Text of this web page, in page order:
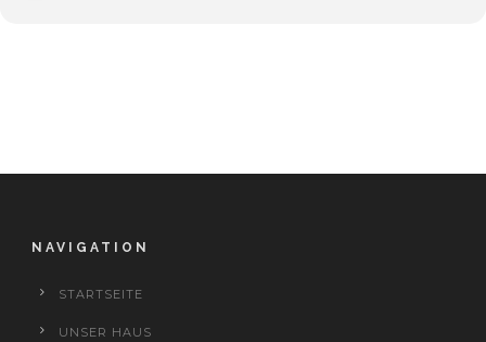
NAVIGATION
STARTSEITE
UNSER HAUS